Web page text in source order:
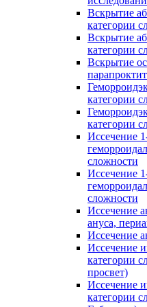
Вскрытие
категории
Вскрытие
категории
Вскрытие
категории
категории
Иссечение
сложности
Иссечение
сложности
Иссечение
ануса,
Иссечение
Иссечение
категории
просвет)
Иссечение
категории